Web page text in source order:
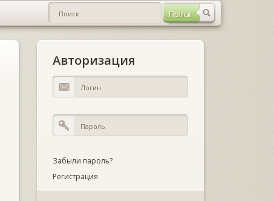
Авторизация
Забыли пароль?
Регистрация